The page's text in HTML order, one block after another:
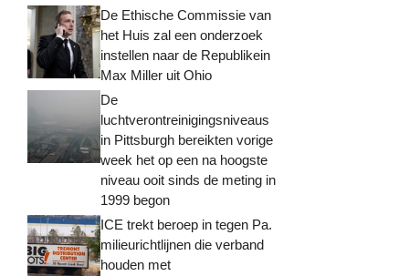
De Ethische Commissie van
het Huis zal een onderzoek
instellen naar de Republikein
Max Miller uit Ohio
De
luchtverontreinigingsniveaus
in Pittsburgh bereikten vorige
week het op een na hoogste
niveau ooit sinds de meting in
1999 begon
ICE trekt beroep in tegen Pa.
milieurichtlijnen die verband
houden met